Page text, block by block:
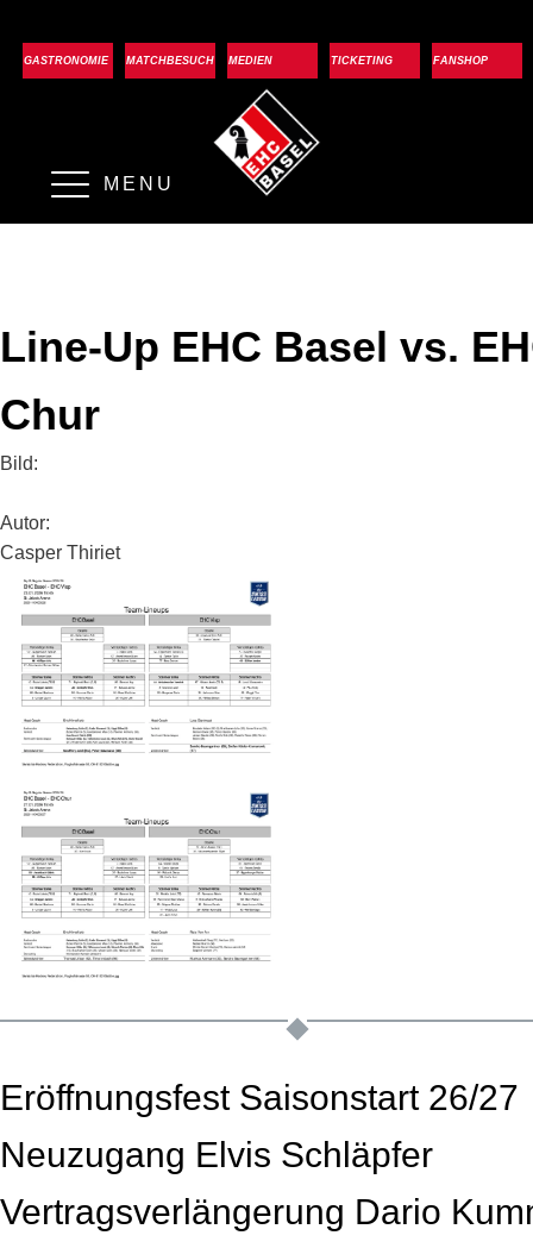
GASTRONOMIE MATCHBESUCH MEDIEN TICKETING FANSHOP
MENU
Line-Up EHC Basel vs.
Chur
Bild:
Autor:
Casper Thiriet
Eröffnungsfest Saisonstart 26/27
Neuzugang Elvis Schläpfer
Vertragsverlängerung Dario